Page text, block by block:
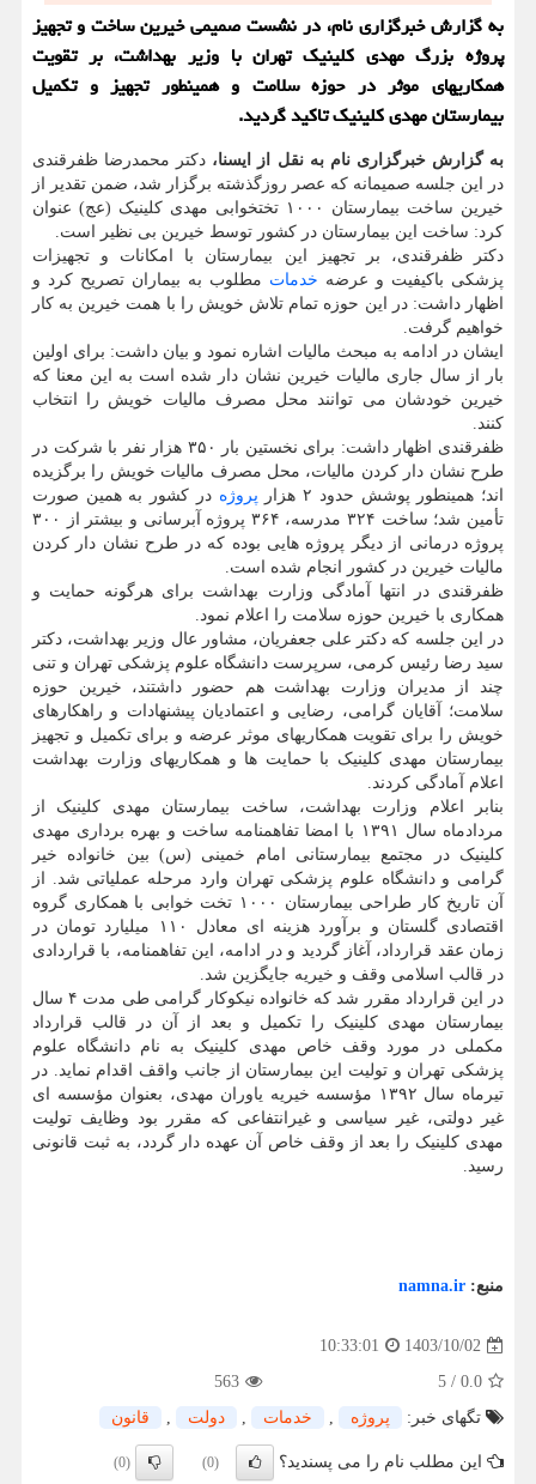
به گزارش خبرگزاری نام، در نشست صمیمی خیرین ساخت و تجهیز
پروژه بزرگ مهدی کلینیک تهران با وزیر بهداشت، بر تقویت
همکاریهای موثر در حوزه سلامت و همینطور تجهیز و تکمیل
بیمارستان مهدی کلینیک تاکید گردید.
به گزارش خبرگزاری نام به نقل از ایسنا، دکتر محمدرضا ظفرقندی
در این جلسه صمیمانه که عصر روزگذشته برگزار شد، ضمن تقدیر از
خیرین ساخت بیمارستان ۱۰۰۰ تختخوابی مهدی کلینیک (عج) عنوان
کرد: ساخت این بیمارستان در کشور توسط خیرین بی نظیر است.
دکتر ظفرقندی، بر تجهیز این بیمارستان با امکانات و تجهیزات
پزشکی باکیفیت و عرضه خدمات مطلوب به بیماران تصریح کرد و
اظهار داشت: در این حوزه تمام تلاش خویش را با همت خیرین به کار
خواهیم گرفت.
ایشان در ادامه به مبحث مالیات اشاره نمود و بیان داشت: برای اولین
بار از سال جاری مالیات خیرین نشان دار شده است به این معنا که
خیرین خودشان می توانند محل مصرف مالیات خویش را انتخاب
کنند.
ظفرقندی اظهار داشت: برای نخستین بار ۳۵۰ هزار نفر با شرکت در
طرح نشان دار کردن مالیات، محل مصرف مالیات خویش را برگزیده
اند؛ همینطور پوشش حدود ۲ هزار
پروژه در کشور به همین صورت
تأمین شد؛ ساخت ۳۲۴ مدرسه، ۳۶۴ پروژه آبرسانی و بیشتر از ۳۰۰
پروژه درمانی از دیگر پروژه هایی بوده که در طرح نشان دار کردن
مالیات خیرین در کشور انجام شده است.
ظفرقندی در انتها آمادگی وزارت بهداشت برای هرگونه حمایت و
همکاری با خیرین حوزه سلامت را اعلام نمود.
در این جلسه که دکتر علی جعفریان، مشاور عال وزیر بهداشت، دکتر
سید رضا رئیس کرمی، سرپرست دانشگاه علوم پزشکی تهران و تنی
چند از مدیران وزارت بهداشت هم حضور داشتند، خیرین حوزه
سلامت؛ آقایان گرامی، رضایی و اعتمادیان پیشنهادات و راهکارهای
خویش را برای تقویت همکاریهای موثر عرضه و برای تکمیل و تجهیز
بیمارستان مهدی کلینیک با حمایت ها و همکاریهای وزارت بهداشت
اعلام آمادگی کردند.
بنابر اعلام وزارت بهداشت، ساخت بیمارستان مهدی کلینیک از
مردادماه سال ۱۳۹۱ با امضا تفاهمنامه ساخت و بهره برداری مهدی
کلینیک در مجتمع بیمارستانی امام خمینی (س) بین خانواده خیر
گرامی و دانشگاه علوم پزشکی تهران وارد مرحله عملیاتی شد. از
آن تاریخ کار طراحی بیمارستان ۱۰۰۰ تخت خوابی با همکاری گروه
اقتصادی گلستان و برآورد هزینه ای معادل ۱۱۰ میلیارد تومان در
زمان عقد قرارداد، آغاز گردید و در ادامه، این تفاهمنامه، با قراردادی
در قالب اسلامی وقف و خیریه جایگزین شد.
در این قرارداد مقرر شد که خانواده نیکوکار گرامی طی مدت ۴ سال
بیمارستان مهدی کلینیک را تکمیل و بعد از آن در قالب قرارداد
مکملی در مورد وقف خاص مهدی کلینیک به نام دانشگاه علوم
پزشکی تهران و تولیت این بیمارستان از جانب واقف اقدام نماید. در
تیرماه سال ۱۳۹۲ مؤسسه خیریه یاوران مهدی، بعنوان مؤسسه ای
غیر دولتی، غیر سیاسی و غیرانتفاعی که مقرر بود وظایف تولیت
مهدی کلینیک را بعد از وقف خاص آن عهده دار گردد، به ثبت قانونی
رسید.
منبع: namna.ir
1403/10/02
10:33:01
0.0
/
5
563
تگهای خبر:
پروژه , خدمات , دولت , قانون
این مطلب نام را می پسندید؟ (0)
(0)